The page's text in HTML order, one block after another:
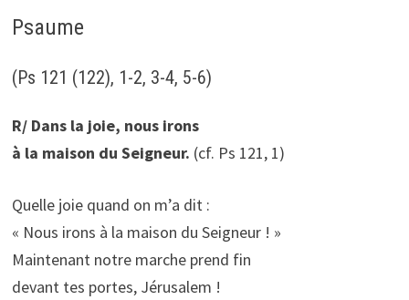
Psaume
(Ps 121 (122), 1-2, 3-4, 5-6)
R/ Dans la joie, nous irons
à la maison du Seigneur. (cf. Ps 121, 1)
Quelle joie quand on m’a dit :
« Nous irons à la maison du Seigneur ! »
Maintenant notre marche prend fin
devant tes portes, Jérusalem !